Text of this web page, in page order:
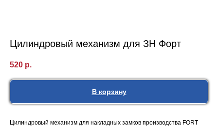
Цилиндровый механизм для ЗН Форт
520 р.
В корзину
Цилиндровый механизм для накладных замков производства FORT